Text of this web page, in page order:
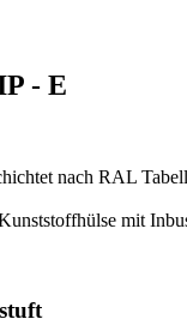
- E
nach RAL
mit